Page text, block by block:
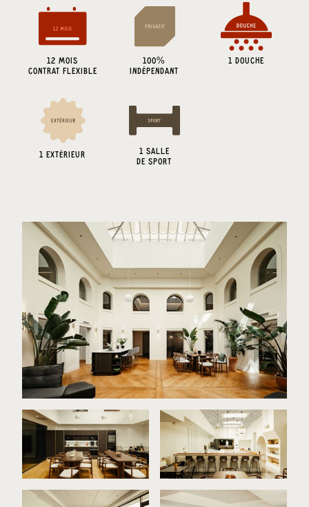
12 MOIS
CONTRAT FLEXIBLE
100%
INDÉPENDANT
1 DOUCHE
1 EXTÉRIEUR 1 SALLE
DE SPORT